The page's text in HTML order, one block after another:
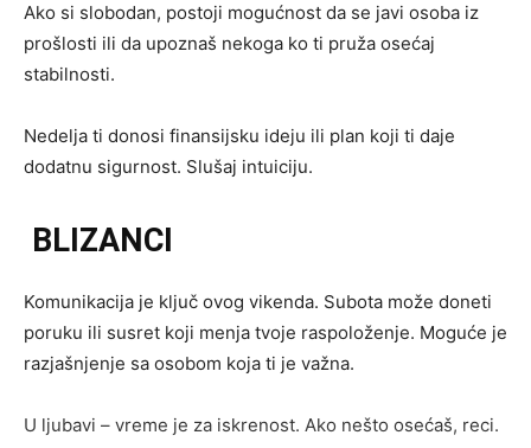
Ako si slobodan, postoji mogućnost da se javi osoba iz
prošlosti ili da upoznaš nekoga ko ti pruža osećaj
stabilnosti.
Nedelja ti donosi finansijsku ideju ili plan koji ti daje
dodatnu sigurnost. Slušaj intuiciju.
BLIZANCI
Komunikacija je ključ ovog vikenda. Subota može doneti
poruku ili susret koji menja tvoje raspoloženje. Moguće je
razjašnjenje sa osobom koja ti je važna.
U ljubavi – vreme je za iskrenost. Ako nešto osećaš, reci.